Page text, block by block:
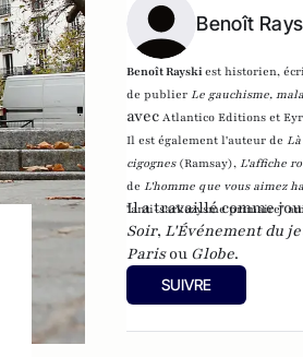
Benoît
Benoît Rayskiest historien,
de publierLe gauchisme,
avecAtlantico Editions et
Il est également l'auteur de
cigognes (Ramsay),L'affiche
deL'homme que vous aimez
"anti-sarkozysme primaire"
Il a travaillé comme
Soir, L'Événement du
Parisou Globe.
SUIVRE